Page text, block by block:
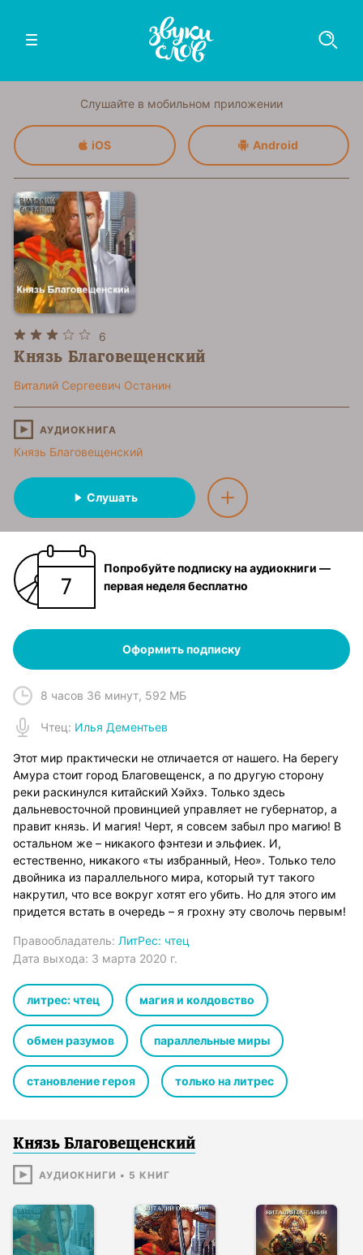
Слушайте в мобильном приложении
iOS Android
6
Князь Благовещенский
Виталий Сергеевич Останин
АУДИОКНИГА
Князь Благовещенский
Слушать
Попробуйте подписку на аудиокниги —
первая неделя бесплатно
Оформить подписку
8 часов 36 минут, 592 МБ
Чтец: Илья Дементьев
Этот мир практически не отличается от нашего. На берегу
Амура стоит город Благовещенск, а по другую сторону
реки раскинулся китайский Хэйхэ. Только здесь
дальневосточной провинцией управляет не губернатор, а
правит князь. И магия! Черт, я совсем забыл про магию! В
остальном же – никакого фэнтези и эльфиек. И,
естественно, никакого «ты избранный, Нео». Только тело
двойника из параллельного мира, который тут такого
накрутил, что все вокруг хотят его убить. Но для этого им
придется встать в очередь – я грохну эту сволочь первым!
Правообладатель: ЛитРес: чтец
Дата выхода: 3 марта 2020 г.
литрес: чтец магия и колдовство
обмен разумов параллельные миры
становление героя только на литрес
Князь Благовещенский
АУДИОКНИГИ • 5 КНИГ